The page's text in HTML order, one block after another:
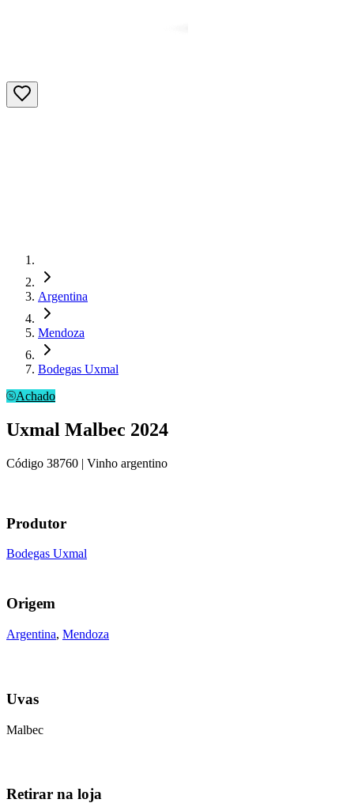
Argentina
Mendoza
Bodegas Uxmal
Achado
Uxmal Malbec 2024
Código 38760 | Vinho argentino
Produtor
Bodegas Uxmal
Origem
Argentina, Mendoza
Uvas
Malbec
Retirar na loja